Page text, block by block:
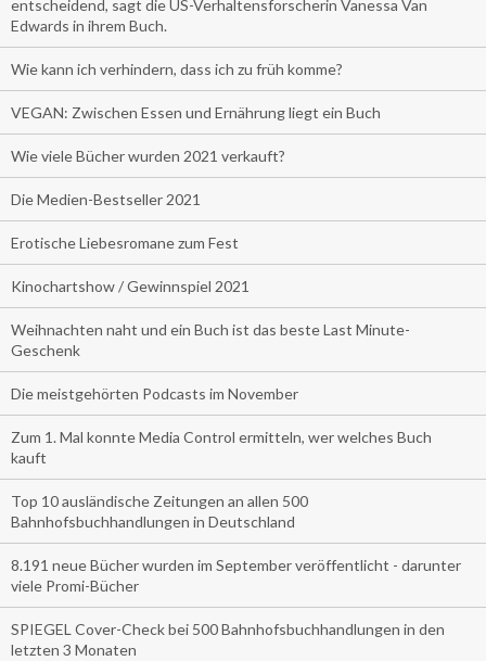
entscheidend, sagt die US-Verhaltensforscherin Vanessa Van
Edwards in ihrem Buch.
Wie kann ich verhindern, dass ich zu früh komme?
VEGAN: Zwischen Essen und Ernährung liegt ein Buch
Wie viele Bücher wurden 2021 verkauft?
Die Medien-Bestseller 2021
Erotische Liebesromane zum Fest
Kinochartshow / Gewinnspiel 2021
Weihnachten naht und ein Buch ist das beste Last Minute-
Geschenk
Die meistgehörten Podcasts im November
Zum 1. Mal konnte Media Control ermitteln, wer welches Buch
kauft
Top 10 ausländische Zeitungen an allen 500
Bahnhofsbuchhandlungen in Deutschland
8.191 neue Bücher wurden im September veröffentlicht - darunter
viele Promi-Bücher
SPIEGEL Cover-Check bei 500 Bahnhofsbuchhandlungen in den
letzten 3 Monaten